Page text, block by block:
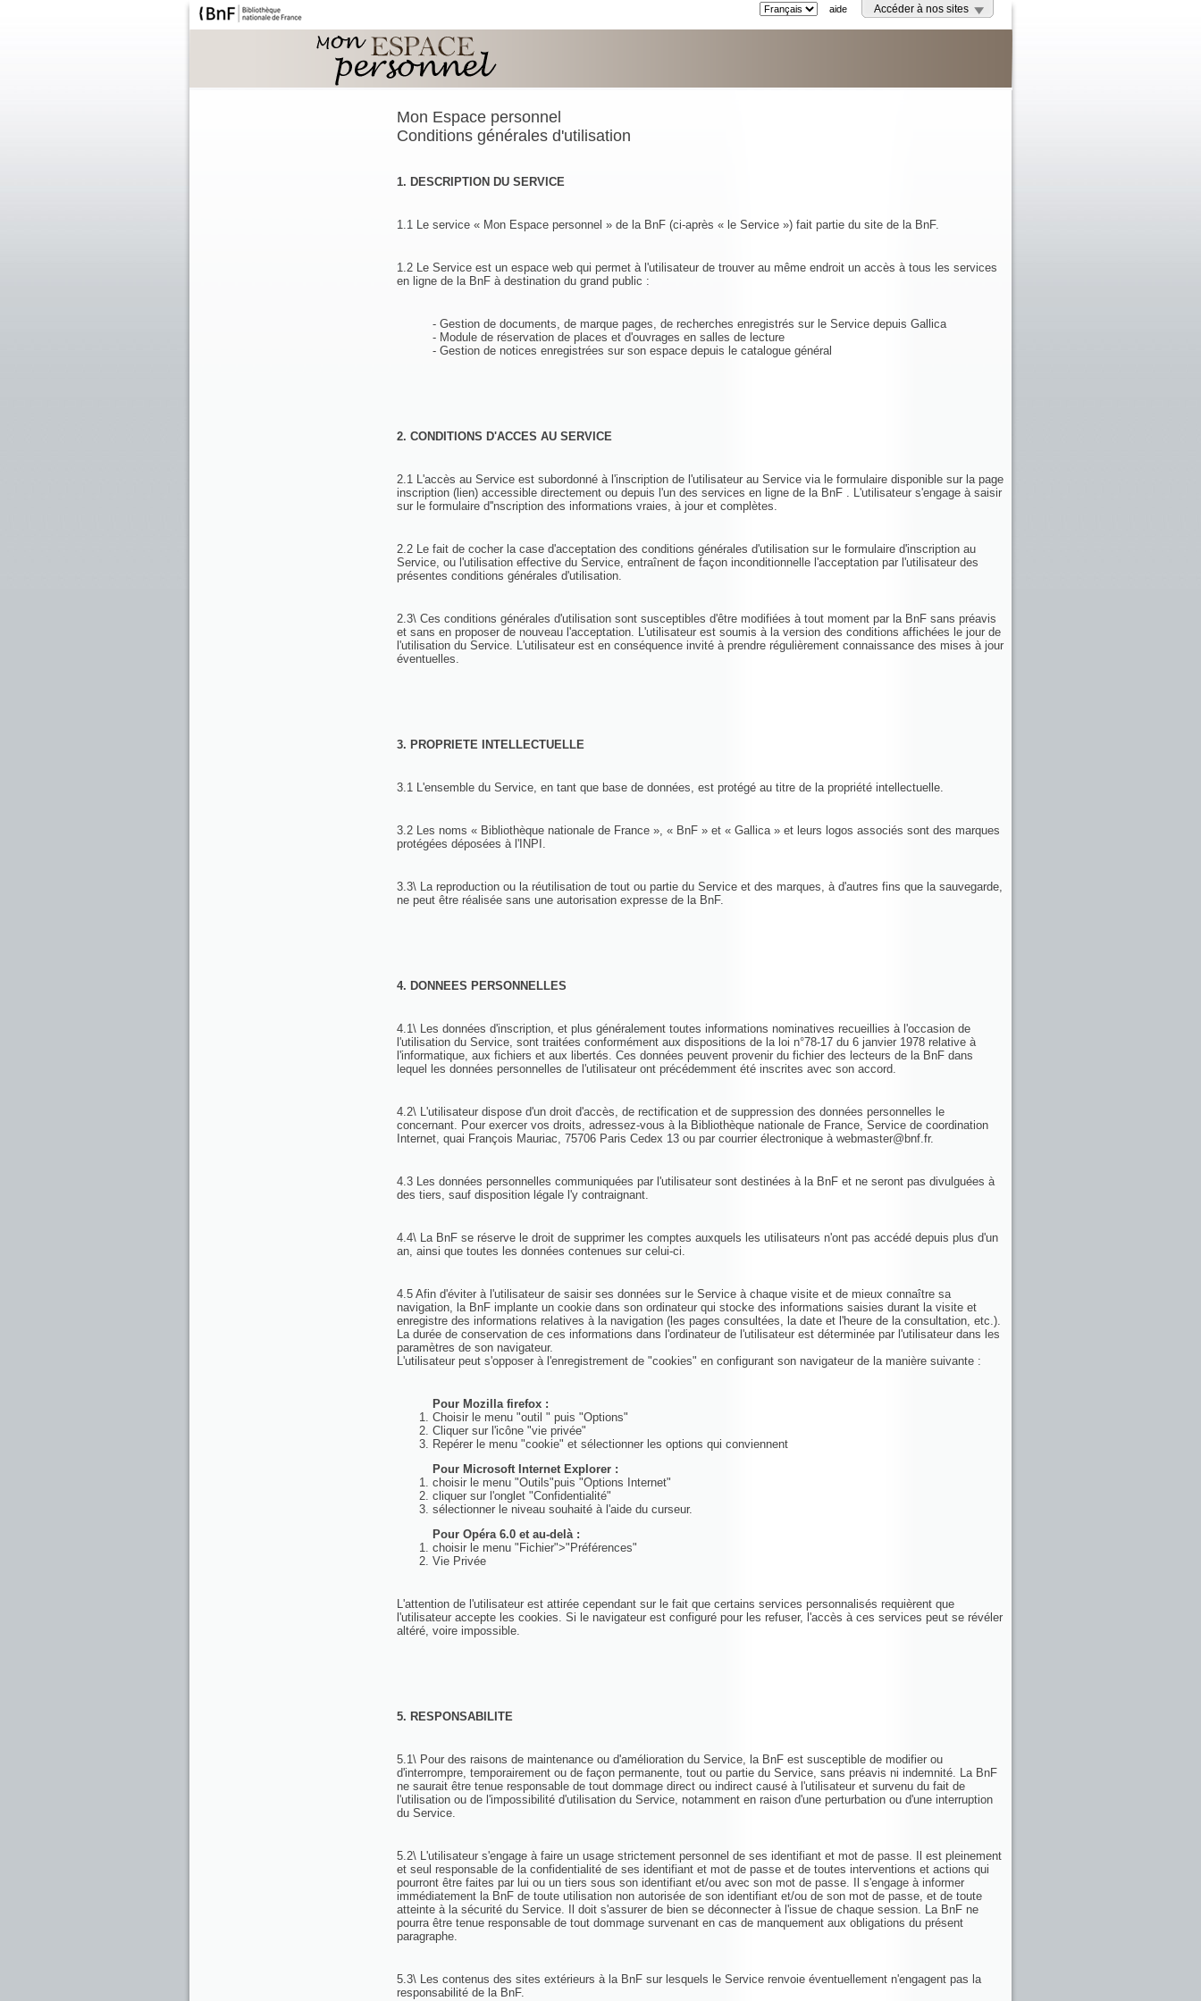
aide Accéder à nos sites
Mon Espace personnel
Conditions générales d'utilisation
1. DESCRIPTION DU SERVICE
1.1 Le service « Mon Espace personnel » de la BnF (ci-après « le Service ») fait partie du site de la BnF.
1.2 Le Service est un espace web qui permet à l'utilisateur de trouver au même endroit un accès à tous les services
en ligne de la BnF à destination du grand public :
- Gestion de documents, de marque pages, de recherches enregistrés sur le Service depuis Gallica
- Module de réservation de places et d'ouvrages en salles de lecture
- Gestion de notices enregistrées sur son espace depuis le catalogue général
2. CONDITIONS D'ACCES AU SERVICE
2.1 L'accès au Service est subordonné à l'inscription de l'utilisateur au Service via le formulaire disponible sur la page
inscription (lien) accessible directement ou depuis l'un des services en ligne de la BnF . L'utilisateur s'engage à saisir
sur le formulaire d''nscription des informations vraies, à jour et complètes.
2.2 Le fait de cocher la case d'acceptation des conditions générales d'utilisation sur le formulaire d'inscription au
Service, ou l'utilisation effective du Service, entraînent de façon inconditionnelle l'acceptation par l'utilisateur des
présentes conditions générales d'utilisation.
2.3\ Ces conditions générales d'utilisation sont susceptibles d'être modifiées à tout moment par la BnF sans préavis
et sans en proposer de nouveau l'acceptation. L'utilisateur est soumis à la version des conditions affichées le jour de
l'utilisation du Service. L'utilisateur est en conséquence invité à prendre régulièrement connaissance des mises à jour
éventuelles.
3. PROPRIETE INTELLECTUELLE
3.1 L'ensemble du Service, en tant que base de données, est protégé au titre de la propriété intellectuelle.
3.2 Les noms « Bibliothèque nationale de France », « BnF » et « Gallica » et leurs logos associés sont des marques
protégées déposées à l'INPI.
3.3\ La reproduction ou la réutilisation de tout ou partie du Service et des marques, à d'autres fins que la sauvegarde,
ne peut être réalisée sans une autorisation expresse de la BnF.
4. DONNEES PERSONNELLES
4.1\ Les données d'inscription, et plus généralement toutes informations nominatives recueillies à l'occasion de
l'utilisation du Service, sont traitées conformément aux dispositions de la loi n°78-17 du 6 janvier 1978 relative à
l'informatique, aux fichiers et aux libertés. Ces données peuvent provenir du fichier des lecteurs de la BnF dans
lequel les données personnelles de l'utilisateur ont précédemment été inscrites avec son accord.
4.2\ L'utilisateur dispose d'un droit d'accès, de rectification et de suppression des données personnelles le
concernant. Pour exercer vos droits, adressez-vous à la Bibliothèque nationale de France, Service de coordination
Internet, quai François Mauriac, 75706 Paris Cedex 13 ou par courrier électronique à webmaster@bnf.fr.
4.3 Les données personnelles communiquées par l'utilisateur sont destinées à la BnF et ne seront pas divulguées à
des tiers, sauf disposition légale l'y contraignant.
4.4\ La BnF se réserve le droit de supprimer les comptes auxquels les utilisateurs n'ont pas accédé depuis plus d'un
an, ainsi que toutes les données contenues sur celui-ci.
4.5 Afin d'éviter à l'utilisateur de saisir ses données sur le Service à chaque visite et de mieux connaître sa
navigation, la BnF implante un cookie dans son ordinateur qui stocke des informations saisies durant la visite et
enregistre des informations relatives à la navigation (les pages consultées, la date et l'heure de la consultation, etc.).
La durée de conservation de ces informations dans l'ordinateur de l'utilisateur est déterminée par l'utilisateur dans les
paramètres de son navigateur.
L'utilisateur peut s'opposer à l'enregistrement de "cookies" en configurant son navigateur de la manière suivante :
Pour Mozilla firefox :
Choisir le menu "outil " puis "Options"
Cliquer sur l'icône "vie privée"
Repérer le menu "cookie" et sélectionner les options qui conviennent
Pour Microsoft Internet Explorer :
choisir le menu "Outils"puis "Options Internet"
cliquer sur l'onglet "Confidentialité"
sélectionner le niveau souhaité à l'aide du curseur.
Pour Opéra 6.0 et au-delà :
choisir le menu "Fichier">"Préférences"
Vie Privée
L'attention de l'utilisateur est attirée cependant sur le fait que certains services personnalisés requièrent que
l'utilisateur accepte les cookies. Si le navigateur est configuré pour les refuser, l'accès à ces services peut se révéler
altéré, voire impossible.
5. RESPONSABILITE
5.1\ Pour des raisons de maintenance ou d'amélioration du Service, la BnF est susceptible de modifier ou
d'interrompre, temporairement ou de façon permanente, tout ou partie du Service, sans préavis ni indemnité. La BnF
ne saurait être tenue responsable de tout dommage direct ou indirect causé à l'utilisateur et survenu du fait de
l'utilisation ou de l'impossibilité d'utilisation du Service, notamment en raison d'une perturbation ou d'une interruption
du Service.
5.2\ L'utilisateur s'engage à faire un usage strictement personnel de ses identifiant et mot de passe. Il est pleinement
et seul responsable de la confidentialité de ses identifiant et mot de passe et de toutes interventions et actions qui
pourront être faites par lui ou un tiers sous son identifiant et/ou avec son mot de passe. Il s'engage à informer
immédiatement la BnF de toute utilisation non autorisée de son identifiant et/ou de son mot de passe, et de toute
atteinte à la sécurité du Service. Il doit s'assurer de bien se déconnecter à l'issue de chaque session. La BnF ne
pourra être tenue responsable de tout dommage survenant en cas de manquement aux obligations du présent
paragraphe.
5.3\ Les contenus des sites extérieurs à la BnF sur lesquels le Service renvoie éventuellement n'engagent pas la
responsabilité de la BnF.